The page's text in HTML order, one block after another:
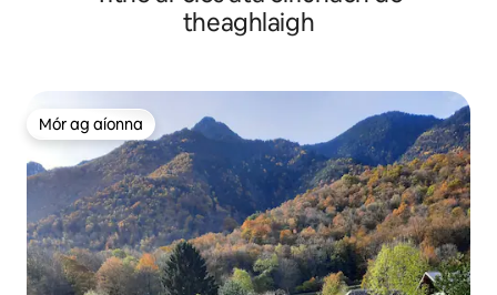
theaghlaigh
Mór ag aíonna
Mór ag aíonna